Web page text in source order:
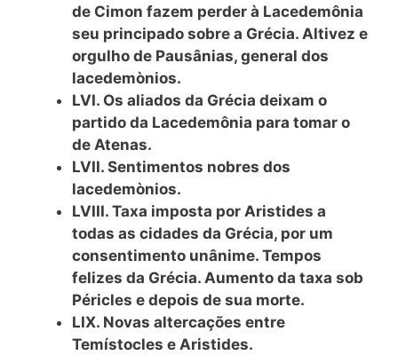
de Cimon fazem perder à Lacedemônia
seu principado sobre a Grécia. Altivez e
orgulho de Pausânias, general dos
lacedemònios.
LVI. Os aliados da Grécia deixam o
partido da Lacedemônia para tomar o
de Atenas.
LVII. Sentimentos nobres dos
lacedemònios.
LVIII. Taxa imposta por Aristides a
todas as cidades da Grécia, por um
consentimento unânime. Tempos
felizes da Grécia. Aumento da taxa sob
Péricles e depois de sua morte.
LIX. Novas altercações entre
Temístocles e Aristides.